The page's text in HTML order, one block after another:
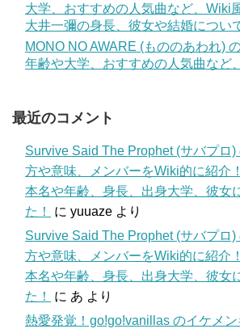
大学、おすすめの人気曲など、Wiki
大井一彌の身長、彼女や結婚につい
MONO NO AWARE (もののあわれ)
年齢や大学、おすすめの人気曲など
最近のコメント
Survive Said The Prophet (サバプロ
方や意味、メンバーをWiki的に紹介
本名や年齢、身長、出身大学、彼女
た！
に yuuaze より
Survive Said The Prophet (サバプロ
方や意味、メンバーをWiki的に紹介
本名や年齢、身長、出身大学、彼女
た！
に あ より
熱愛発覚！go!go!vanillas のイケメン